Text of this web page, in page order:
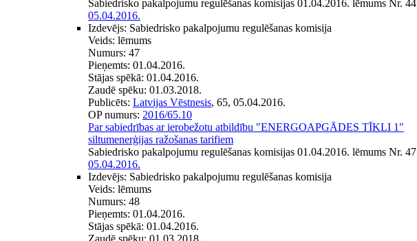
Sabiedrisko pakalpojumu regulēšanas komisijas 01.04.2016. lēmums Nr. 44
05.04.2016.
Izdevējs: Sabiedrisko pakalpojumu regulēšanas komisija
Veids: lēmums
Numurs: 47
Pieņemts: 01.04.2016.
Stājas spēkā: 01.04.2016.
Zaudē spēku: 01.03.2018.
Publicēts: Latvijas Vēstnesis, 65, 05.04.2016.
OP numurs: 2016/65.10
Par sabiedrības ar ierobežotu atbildību "ENERGOAPGĀDES TĪKLI 1"
siltumenerģijas ražošanas tarifiem
Sabiedrisko pakalpojumu regulēšanas komisijas 01.04.2016. lēmums Nr. 47
05.04.2016.
Izdevējs: Sabiedrisko pakalpojumu regulēšanas komisija
Veids: lēmums
Numurs: 48
Pieņemts: 01.04.2016.
Stājas spēkā: 01.04.2016.
Zaudē spēku: 01.03.2018.